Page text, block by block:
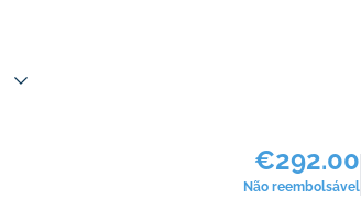
€292.00
Não reembolsável